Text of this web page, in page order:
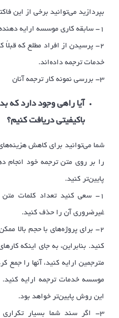
بپردازید می‌توانید برخی از این
۱- سابقه کاری موسسه ارایه دهنده خدمات ترجمه
۲- پرسیدن از افراد مطلع که
خدمات ترجمه داده‌اند.
۳- بررسی نمونه کار ترجمه آنان
آیا راهی وجود دارد که
باکیفیتی دریافت کنیم؟
شما می‌توانید برای کاهش
را بر روی متن ترجمه خود انجام
پایین‌تر کنید.
۱- سعی کنید تعداد کلمات
غیرضروری آن را حذف کنید.
۲- برای پروژه‌های با حجم بالا
کنید. بنابراین، به جای اینکه
مترجمین ارایه کنید، آنها را جمع
موسسه خدمات ترجمه ارایه کنید.
این روش پایین‌تر خواهد بود.
۳- اگر سند شما بسیار